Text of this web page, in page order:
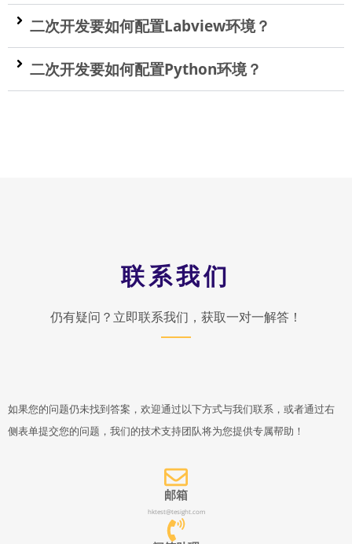
二次开发要如何配置Labview环境？
二次开发要如何配置Python环境？
联系我们
仍有疑问？立即联系我们，获取一对一解答！
如果您的问题仍未找到答案，欢迎通过以下方式与我们联系，或者通过右
侧表单提交您的问题，我们的技术支持团队将为您提供专属帮助！
邮箱
hktest@tesight.com